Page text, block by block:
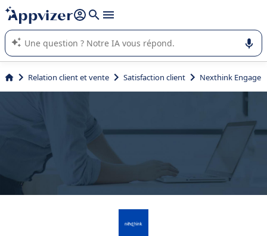
répondre (plusieurs lignes avec
L'IA de Appvizer vous guide dans l'utilisation ou la sélection de
logiciel SaaS en entreprise.
Relation client et vente Satisfaction client Nexthink Engage